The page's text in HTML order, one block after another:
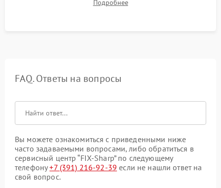
штатного слива и абсолютной сухости в поддоне.
Подробнее
FAQ. Ответы на вопросы
Вы можете ознакомиться с приведенными ниже
часто задаваемыми вопросами, либо обратиться в
сервисный центр “FIX-Sharp” по следующему
телефону+7 (391) 216-92-39 если не нашли ответ на
свой вопрос.